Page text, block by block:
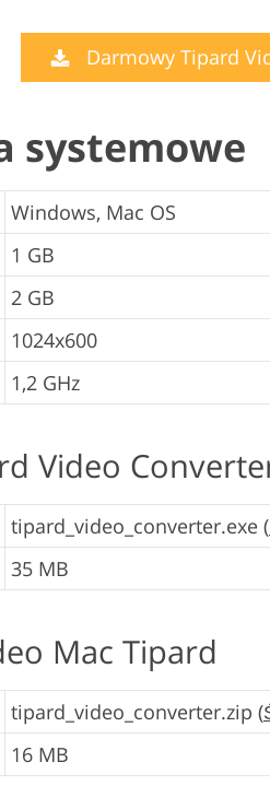
Darmowy Tipard
systemowe
Windows, Mac OS
1 GB
2 GB
1024x600
1,2 GHz
Video
tipard_video_converter.exe (
35 MB
Mac Tipard
tipard_video_converter.zip (
16 MB